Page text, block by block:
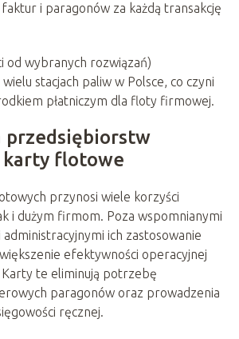
i paragonów za każdą transakcję
od wybranych rozwiązań)
stacjach paliw w Polsce, co czyni
płatniczym dla floty firmowej.
przedsiębiorstw
karty flotowe
przynosi wiele korzyści
i dużym firmom. Poza wspomnianymi
ich zastosowanie
efektywności operacyjnej
te eliminują potrzebę
paragonów oraz prowadzenia
ręcznej.